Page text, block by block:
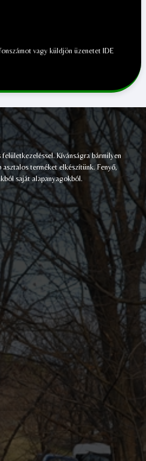
vagy küldjön üzenetetIDE
Kívánságra bármilyen
terméket elkészítünk. Fenyő,
saját alapanyagokból.